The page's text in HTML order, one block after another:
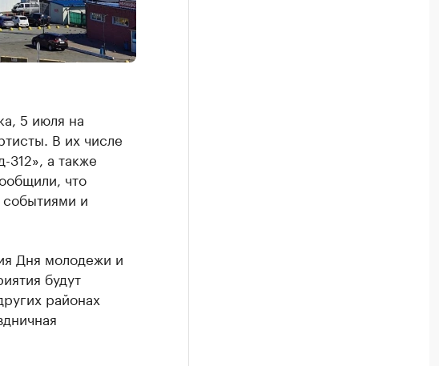
5 июля на
В их числе
312», а также
что
и
Дня молодежи и
будут
районах